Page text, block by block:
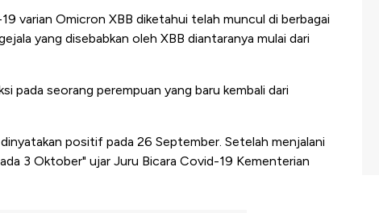
varian Omicron XBB diketahui telah muncul di berbagai
yang disebabkan oleh XBB diantaranya mulai dari
pada seorang perempuan yang baru kembali dari
positif pada 26 September. Setelah menjalani
3 Oktober" ujar Juru Bicara Covid-19 Kementerian